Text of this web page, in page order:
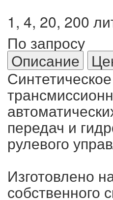
1, 4, 20, 200
По запросу
Описание
Синтетическое
передач и
рулевого
Изготовлено
собственного